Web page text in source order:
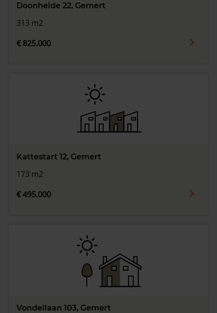
Doonheide 22, Gemert
313 m2
€ 825.000
Kattestart 12, Gemert
173 m2
€ 495.000
Vondellaan 103, Gemert